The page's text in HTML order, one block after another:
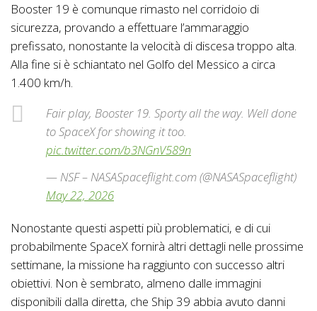
Booster 19 è comunque rimasto nel corridoio di
sicurezza, provando a effettuare l’ammaraggio
prefissato, nonostante la velocità di discesa troppo alta.
Alla fine si è schiantato nel Golfo del Messico a circa
1.400 km/h.
Fair play, Booster 19. Sporty all the way. Well done
to SpaceX for showing it too.
pic.twitter.com/b3NGnV589n
— NSF – NASASpaceflight.com (@NASASpaceflight)
May 22, 2026
Nonostante questi aspetti più problematici, e di cui
probabilmente SpaceX fornirà altri dettagli nelle prossime
settimane, la missione ha raggiunto con successo altri
obiettivi. Non è sembrato, almeno dalle immagini
disponibili dalla diretta, che Ship 39 abbia avuto danni